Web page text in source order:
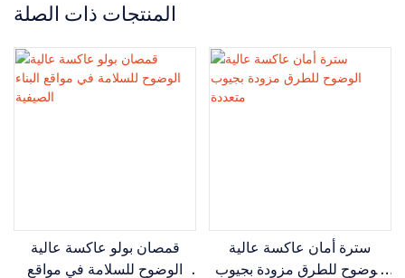
المنتجات ذات الصلة
قمصان بولو عاكسة عالية
الوضوح للسلامة في مواقع
سترة أمان عاكسة عالية
الوضوح للطرق مزودة بجيوب